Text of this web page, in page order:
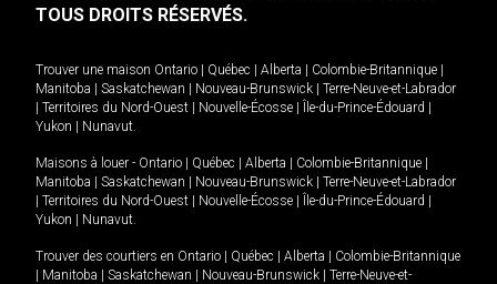
TOUS DROITS RÉSERVÉS.
Trouver une maison Ontario | Québec | Alberta | Colombie-Britannique |
Manitoba | Saskatchewan | Nouveau-Brunswick | Terre-Neuve-et-Labrador
| Territoires du Nord-Ouest | Nouvelle-Écosse | Île-du-Prince-Édouard |
Yukon | Nunavut
Maisons à louer - Ontario | Québec | Alberta | Colombie-Britannique |
Manitoba | Saskatchewan | Nouveau-Brunswick | Terre-Neuve-et-Labrador
| Territoires du Nord-Ouest | Nouvelle-Écosse | Île-du-Prince-Édouard |
Yukon | Nunavut
Trouver des courtiers en Ontario | Québec | Alberta | Colombie-Britannique
| Manitoba | Saskatchewan | Nouveau-Brunswick | Terre-Neuve-et-